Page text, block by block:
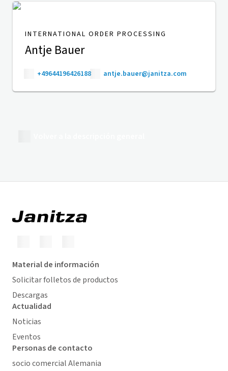
INTERNATIONAL ORDER PROCESSING
Antje Bauer
+49644196426188 antje.bauer@janitza.com
Material de información
Solicitar folletos de productos
Descargas
Actualidad
Noticias
Eventos
Personas de contacto
socio comercial Alemania